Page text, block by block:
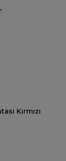
Kırmızı